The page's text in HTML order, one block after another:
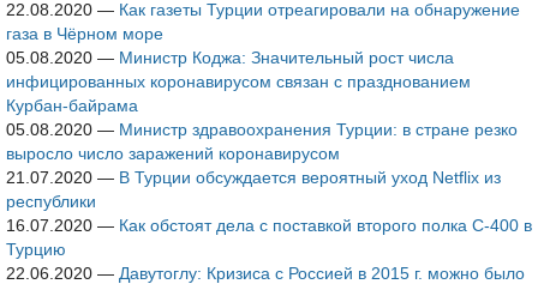
22.08.2020 — Как газеты Турции отреагировали на обнаружение
газа в Чёрном море
05.08.2020 — Министр Коджа: Значительный рост числа
инфицированных коронавирусом связан с празднованием
Курбан-байрама
05.08.2020 — Министр здравоохранения Турции: в стране резко
выросло число заражений коронавирусом
21.07.2020 — В Турции обсуждается вероятный уход Netflix из
республики
16.07.2020 — Как обстоят дела с поставкой второго полка С-400 в
Турцию
22.06.2020 — Давутоглу: Кризиса с Россией в 2015 г. можно было